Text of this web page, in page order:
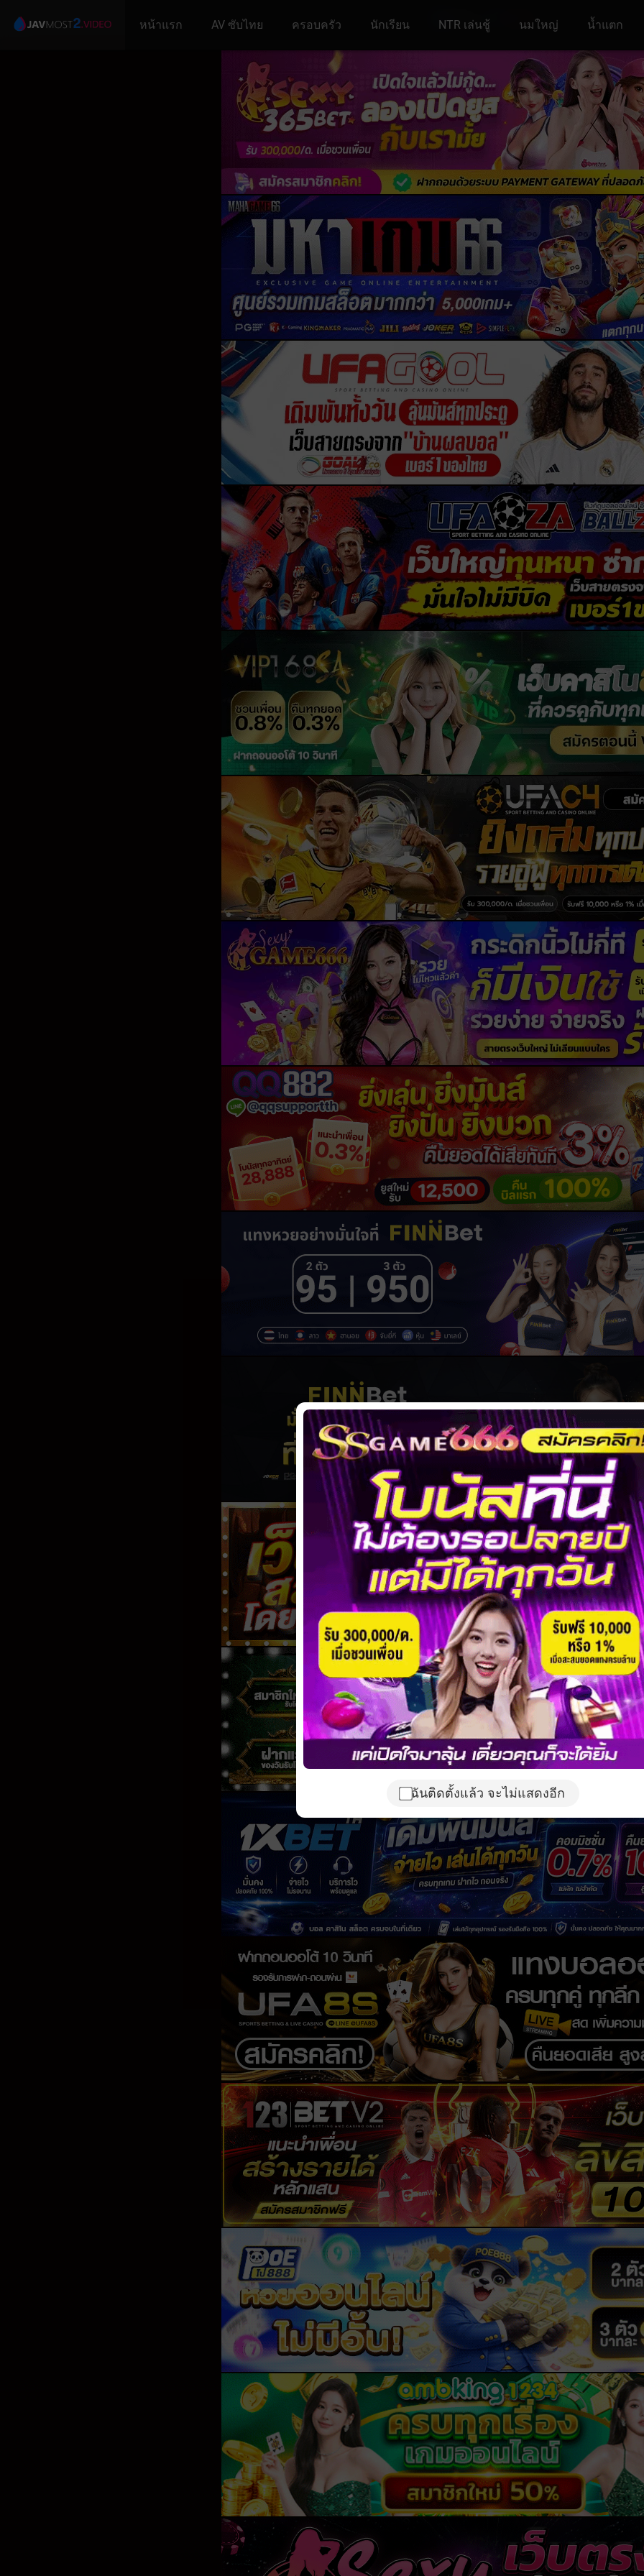
หน้าแรก AV ซับไทย ครอบครัว นักเรียน NTR เล่นชู้ นมใหญ่ น้ำแตก
ฉันติดตั้งแล้ว จะไม่แสดงอีก